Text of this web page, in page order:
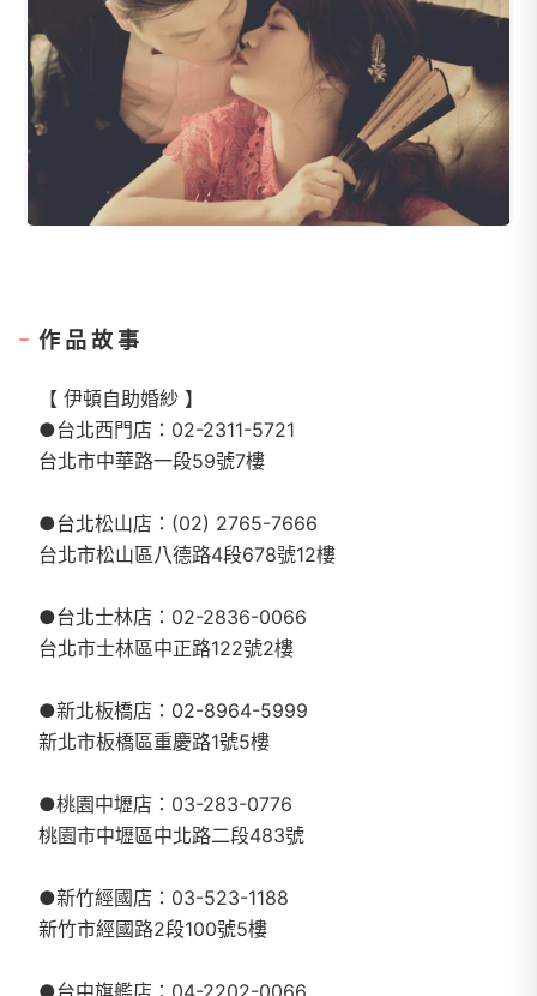
作品故事
【 伊頓自助婚紗 】
●台北西門店：02-2311-5721
台北市中華路一段59號7樓
●台北松山店：(02) 2765-7666
台北市松山區八德路4段678號12樓
●台北士林店：02-2836-0066
台北市士林區中正路122號2樓
●新北板橋店：02-8964-5999
新北市板橋區重慶路1號5樓
●桃園中壢店：03-283-0776
桃園市中壢區中北路二段483號
●新竹經國店：03-523-1188
新竹市經國路2段100號5樓
●台中旗艦店：04-2202-0066